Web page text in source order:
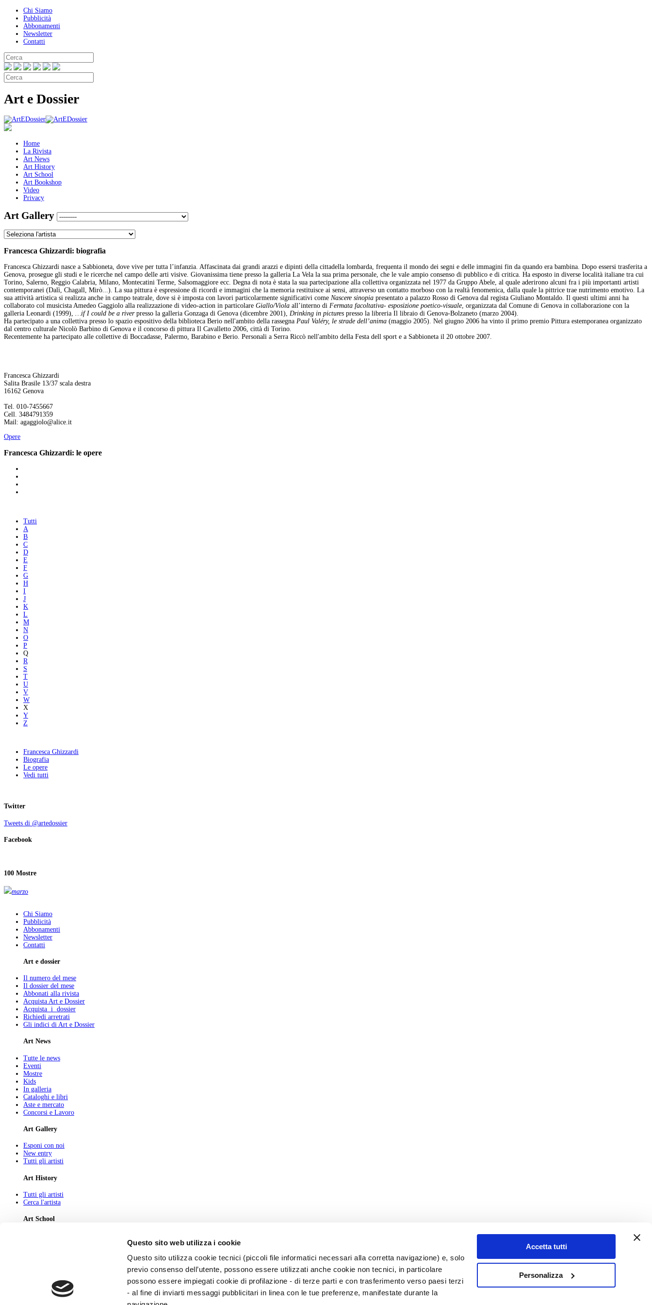
Questo sito web utilizza i cookie
Questo sito utilizza cookie tecnici (piccoli file informatici necessari alla corretta navigazione) e, solo
previo consenso dell’utente, possono essere utilizzati anche cookie non tecnici, in particolare
possono essere impiegati cookie di profilazione - di terze parti e con trasferimento verso paesi terzi
- al fine di inviarti messaggi pubblicitari in linea con le tue preferenze, manifestate durante la
Accetta tutti
Personalizza
Chi Siamo
Pubblicità
Abbonamenti
Newsletter
Contatti
Art e Dossier
Home
La Rivista
Art News
Art History
Art School
Art Bookshop
Video
Privacy
Art Gallery
Francesca Ghizzardi: biografia
Francesca Ghizzardi nasce a Sabbioneta, dove vive per tutta l’infanzia. Affascinata dai grandi arazzi e dipinti della cittadella lombarda, frequenta il mondo dei segni e delle immagini fin da quando era bambina. Dopo essersi trasferita a
Genova, prosegue gli studi e le ricerche nel campo delle arti visive. Giovanissima tiene presso la galleria La Vela la sua prima personale, che le vale ampio consenso di pubblico e di critica. Ha esposto in diverse località italiane tra cui
Torino, Salerno, Reggio Calabria, Milano, Montecatini Terme, Salsomaggiore ecc. Degna di nota è stata la sua partecipazione alla collettiva organizzata nel 1977 da Gruppo Abele, al quale aderirono alcuni fra i più importanti artisti
contemporanei (Dalì, Chagall, Mirò...). La sua pittura è espressione di ricordi e immagini che la memoria restituisce ai sensi, attraverso un contatto morboso con la realtà fenomenica, dalla quale la pittrice trae nutrimento emotivo. La
sua attività artistica si realizza anche in campo teatrale, dove si è imposta con lavori particolarmente significativi come Nascere sinopia presentato a palazzo Rosso di Genova dal regista Giuliano Montaldo. Il questi ultimi anni ha
collaborato col musicista Amedeo Gaggiolo alla realizzazione di video-action in particolare Giallo/Viola all’interno di Fermata facoltativa- esposizione poetico-visuale, organizzata dal Comune di Genova in collaborazione con la
galleria Leonardi (1999), …if I could be a riverpresso la galleria Gonzaga di Genova (dicembre 2001), Drinking in pictures presso la libreria Il libraio di Genova-Bolzaneto (marzo 2004).
Ha partecipato a una collettiva presso lo spazio espositivo della biblioteca Berio nell'ambito della rassegna Paul Valéry, le strade dell’anima (maggio 2005). Nel giugno 2006 ha vinto il primo premio Pittura estemporanea organizzato
dal centro culturale Nicolò Barbino di Genova e il concorso di pittura Il Cavalletto 2006, città di Torino.
Recentemente ha partecipato alle collettive di Boccadasse, Palermo, Barabino e Berio. Personali a Serra Riccò nell'ambito della Festa dell sport e a Sabbioneta il 20 ottobre 2007.
Francesca Ghizzardi
Salita Brasile 13/37 scala destra
16162 Genova
Tel. 010-7455667
Cell. 3484791359
Mail: agaggiolo@alice.it
Opere
Francesca Ghizzardi: le opere
Tutti
A
B
C
D
E
F
G
H
I
J
K
L
M
N
O
P
Q
R
S
T
U
V
W
X
Y
Z
Francesca Ghizzardi
Biografia
Le opere
Vedi tutti
Twitter
Tweets di @artedossier
Facebook
100 Mostre
marzo
Chi Siamo
Pubblicità
Abbonamenti
Newsletter
Contatti
Art e dossier
Il numero del mese
Il dossier del mese
Abbonati alla rivista
Acquista Art e Dossier
Acquista i dossier
Richiedi arretrati
Gli indici di Art e Dossier
Art News
Tutte le news
Eventi
Mostre
Kids
In galleria
Cataloghi e libri
Aste e mercato
Concorsi e Lavoro
Art Gallery
Esponi con noi
New entry
Tutti gli artisti
Art History
Tutti gli artisti
Cerca l'artista
Art School
Newsletter